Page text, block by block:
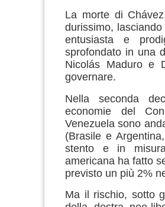
La morte di
durissimo,
entusiasta e
sprofondato in una
Nicolás Maduro e
governare.
Nella seconda
economie del
Venezuela sono
(Brasile e
stento e in misura
americana ha fatto
previsto un più 2%
Ma il rischio, sotto